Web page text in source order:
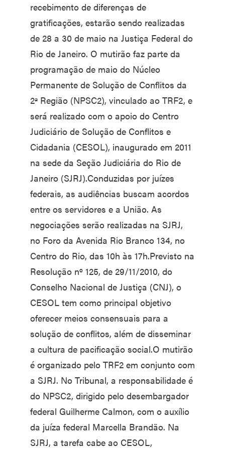
recebimento de diferenças de
gratificações, estarão sendo realizadas
de 28 a 30 de maio na Justiça Federal do
Rio de Janeiro. O mutirão faz parte da
programação de maio do Núcleo
Permanente de Solução de Conflitos da
2ª Região (NPSC2), vinculado ao TRF2, e
será realizado com o apoio do Centro
Judiciário de Solução de Conflitos e
Cidadania (CESOL), inaugurado em 2011
na sede da Seção Judiciária do Rio de
Janeiro (SJRJ).Conduzidas por juízes
federais, as audiências buscam acordos
entre os servidores e a União. As
negociações serão realizadas na SJRJ,
no Foro da Avenida Rio Branco 134, no
Centro do Rio, das 10h às 17h.Previsto na
Resolução nº 125, de 29/11/2010, do
Conselho Nacional de Justiça (CNJ), o
CESOL tem como principal objetivo
oferecer meios consensuais para a
solução de conflitos, além de disseminar
a cultura de pacificação social.O mutirão
é organizado pelo TRF2 em conjunto com
a SJRJ. No Tribunal, a responsabilidade é
do NPSC2, dirigido pelo desembargador
federal Guilherme Calmon, com o auxílio
da juíza federal Marcella Brandão. Na
SJRJ, a tarefa cabe ao CESOL,